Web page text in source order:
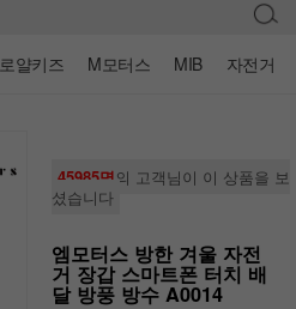
로얄키즈 M모터스 MIB 자전거
45985명의 고객님이 이 상품을 보
셨습니다
엠모터스 방한 겨울 자전
거 장갑 스마트폰 터치 배
달 방풍 방수 A0014